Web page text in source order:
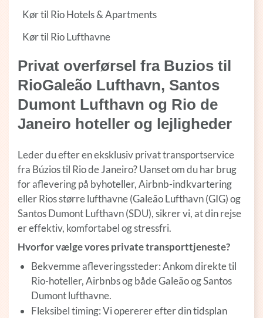
Kør til Rio Hotels & Apartments
Kør til Rio Lufthavne
Privat overførsel fra Buzios til
RioGaleão Lufthavn, Santos
Dumont Lufthavn og Rio de
Janeiro hoteller og lejligheder
Leder du efter en eksklusiv privat transportservice
fra Búzios til Rio de Janeiro? Uanset om du har brug
for aflevering på byhoteller, Airbnb-indkvartering
eller Rios større lufthavne (Galeão Lufthavn (GIG) og
Santos Dumont Lufthavn (SDU), sikrer vi, at din rejse
er effektiv, komfortabel og stressfri.
Hvorfor vælge vores private transporttjeneste?
Bekvemme afleveringssteder: Ankom direkte til
Rio-hoteller, Airbnbs og både Galeão og Santos
Dumont lufthavne.
Fleksibel timing: Vi opererer efter din tidsplan